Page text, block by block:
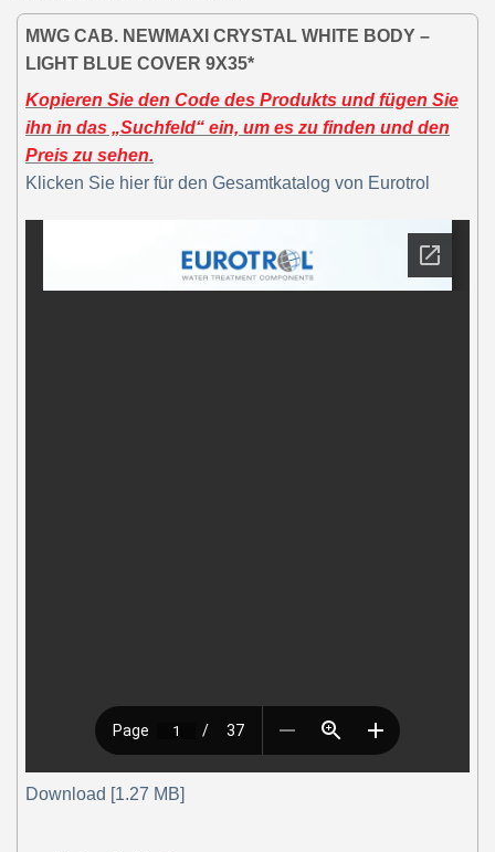
MWG CAB. NEWMAXI CRYSTAL WHITE BODY –
LIGHT BLUE COVER 9X35*
Kopieren Sie den Code des Produkts und fügen Sie
ihn in das „Suchfeld“ ein, um es zu finden und den
Preis zu sehen.
Klicken Sie hier für den Gesamtkatalog von Eurotrol
Download [1.27 MB]